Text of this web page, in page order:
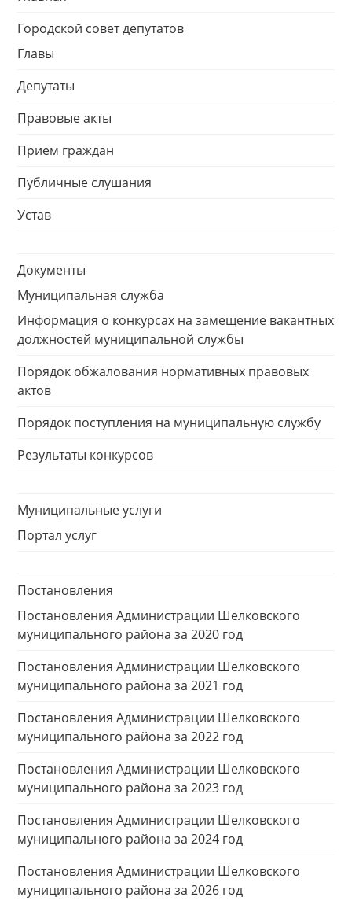
Городской совет депутатов
Главы
Депутаты
Правовые акты
Прием граждан
Публичные слушания
Устав
Документы
Муниципальная служба
Информация о конкурсах на замещение вакантных
должностей муниципальной службы
Порядок обжалования нормативных правовых
актов
Порядок поступления на муниципальную службу
Результаты конкурсов
Муниципальные услуги
Портал услуг
Постановления
Постановления Администрации Шелковского
муниципального района за 2020 год
Постановления Администрации Шелковского
муниципального района за 2021 год
Постановления Администрации Шелковского
муниципального района за 2022 год
Постановления Администрации Шелковского
муниципального района за 2023 год
Постановления Администрации Шелковского
муниципального района за 2024 год
Постановления Администрации Шелковского
муниципального района за 2026 год